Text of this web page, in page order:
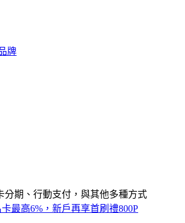
牌
分期、行動支付，與其他多種方式
卡最高6%，新戶再享首刷禮800P